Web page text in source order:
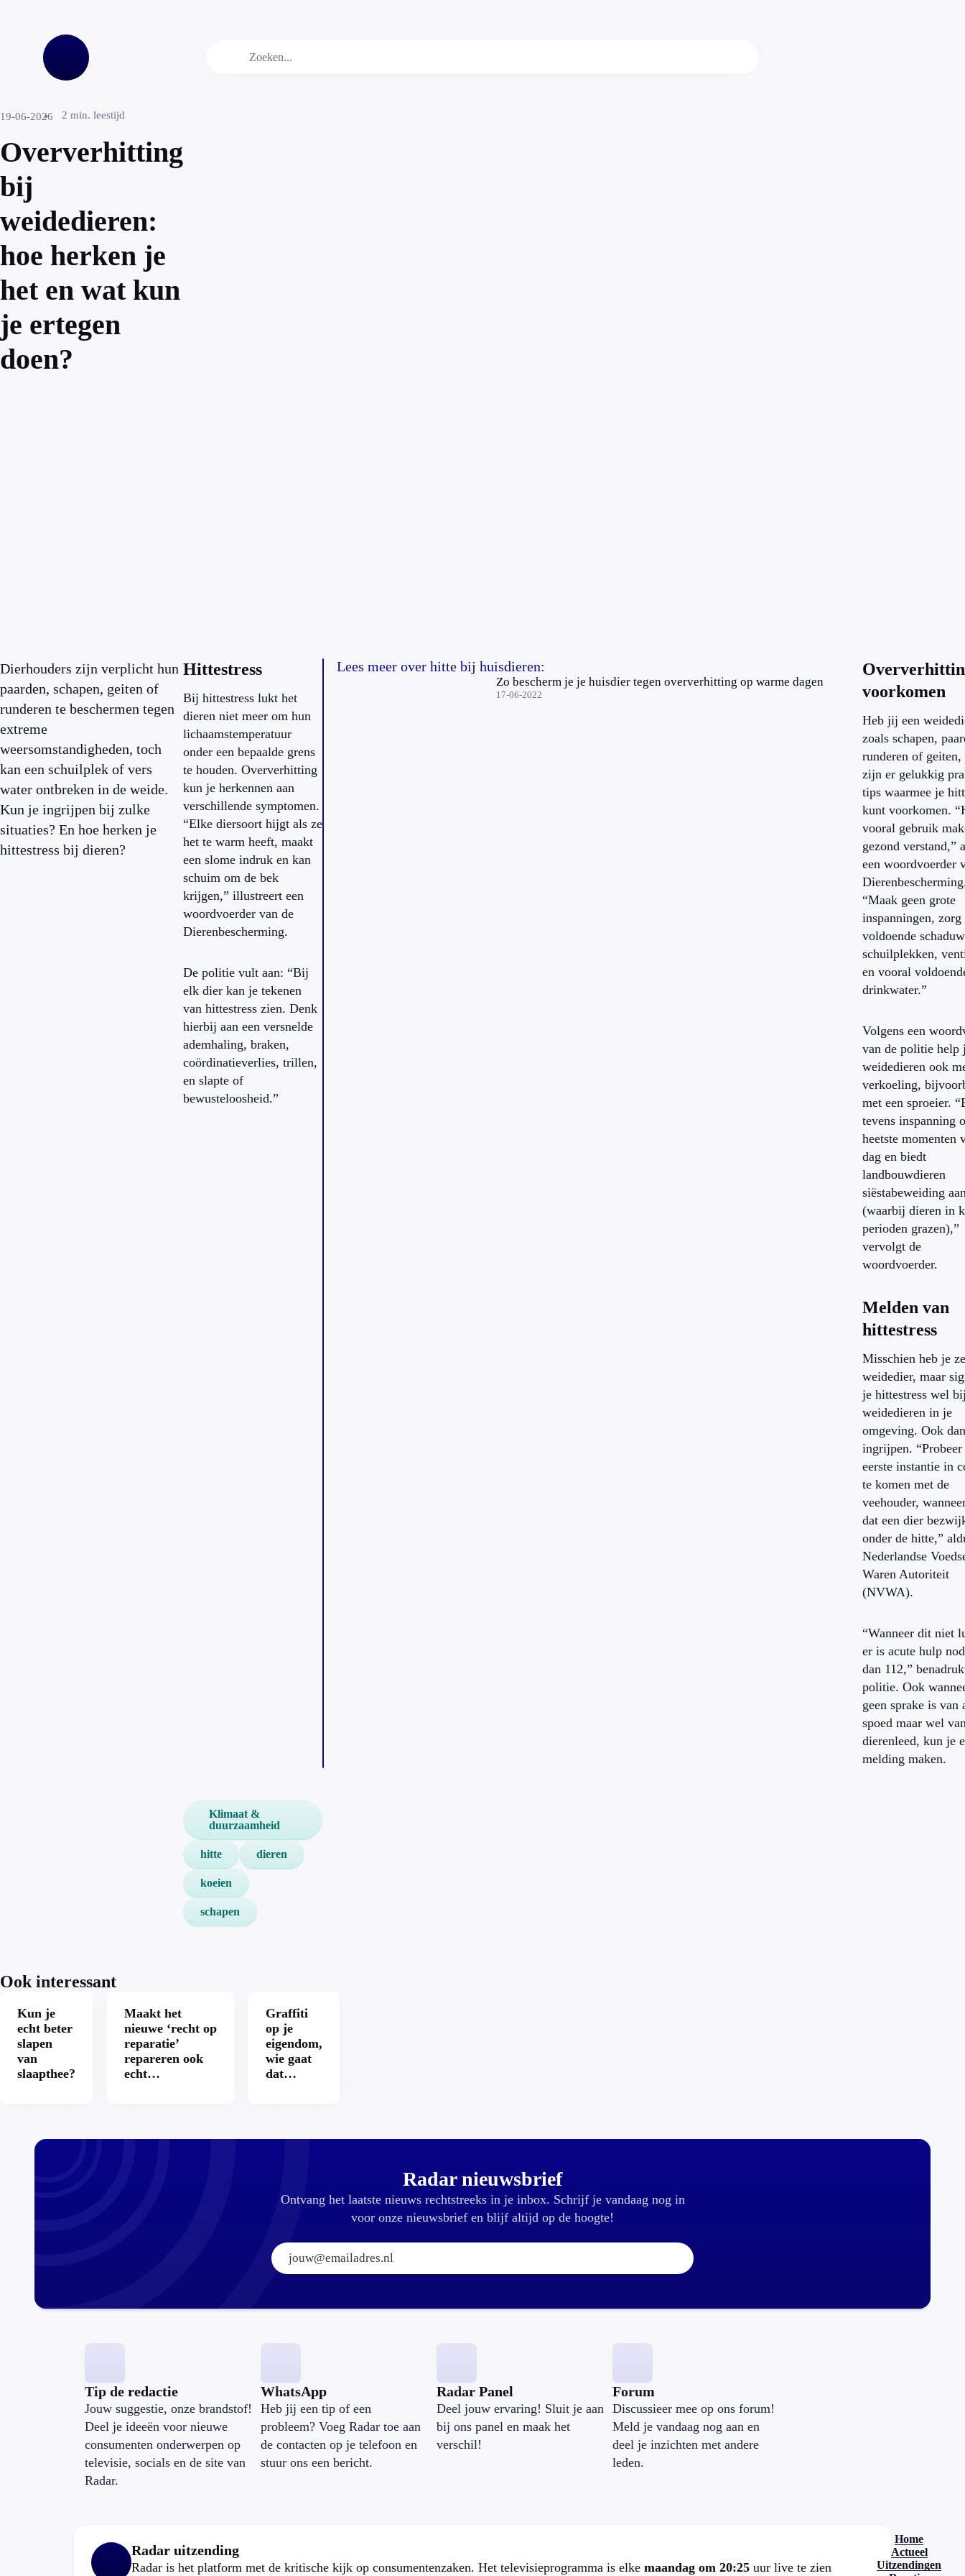
19-06-2026 2 min. leestijd
Oververhitting
bij
weidedieren:
hoe herken je
het en wat kun
je ertegen
doen?
Dierhouders zijn verplicht hun
paarden, schapen, geiten of
runderen te beschermen tegen
extreme
weersomstandigheden, toch
kan een schuilplek of vers
water ontbreken in de weide.
Kun je ingrijpen bij zulke
situaties? En hoe herken je
hittestress bij dieren?
Hittestress
Bij hittestress lukt het
dieren niet meer om hun
lichaamstemperatuur
onder een bepaalde grens
te houden. Oververhitting
kun je herkennen aan
verschillende symptomen.
“Elke diersoort hijgt als ze
het te warm heeft, maakt
een slome indruk en kan
schuim om de bek
krijgen,” illustreert een
woordvoerder van de
Dierenbescherming.
De politie vult aan: “Bij
elk dier kan je tekenen
van hittestress zien. Denk
hierbij aan een versnelde
ademhaling, braken,
coördinatieverlies, trillen,
en slapte of
bewusteloosheid.”
Lees meer over hitte bij huisdieren:
Zo bescherm je je huisdier tegen oververhitting op warme dagen
17-06-2022
voorkomen
Heb jij een
zoals schapen,
runderen of geiten,
zijn er gelukkig
tips waarmee je
kunt voorkomen.
vooral gebruik
gezond verstand,”
een woordvoerder
“Maak geen grote
inspanningen,
voldoende
schuilplekken,
en vooral
drinkwater.”
Volgens een
van de politie help
weidedieren ook
verkoeling,
met een sproeier.
tevens inspanning
heetste momenten
dag en biedt
landbouwdieren
siëstabeweiding
(waarbij dieren in
perioden grazen),”
vervolgt de
woordvoerder.
Melden van
hittestress
Misschien heb je
weidedier, maar
je hittestress wel
weidedieren in je
omgeving. Ook
ingrijpen.
eerste instantie in
te komen met de
veehouder,
dat een dier
onder de hitte,”
Nederlandse
Waren Autoriteit
(NVWA).
“Wanneer dit niet
er is acute hulp
dan 112,”
politie. Ook
geen sprake is van
spoed maar wel
dierenleed, kun je
melding maken.
Klimaat &
duurzaamheid
hitte dieren
koeien
schapen
Ook interessant
Kun je
echt beter
slapen
van
slaapthee?
Maakt het
nieuwe ‘recht op
reparatie’
repareren ook
echt
Graffiti
op je
eigendom,
wie gaat
dat
Radar nieuwsbrief
Ontvang het laatste nieuws rechtstreeks in je inbox. Schrijf je vandaag nog in
voor onze nieuwsbrief en blijf altijd op de hoogte!
E-mailadres:
Tip de redactie
Jouw suggestie, onze brandstof!
Deel je ideeën voor nieuwe
consumenten onderwerpen op
televisie, socials en de site van
Radar.
WhatsApp
Heb jij een tip of een
probleem? Voeg Radar toe aan
de contacten op je telefoon en
stuur ons een bericht.
Radar Panel
Deel jouw ervaring! Sluit je aan
bij ons panel en maak het
verschil!
Forum
Discussieer mee op ons forum!
Meld je vandaag nog aan en
deel je inzichten met andere
leden.
Radar uitzending
Radar is het platform met de kritische kijk op consumentenzaken. Het televisieprogramma is elke maandag om 20:25 uur live te zien
Home
Actueel
Uitzendingen